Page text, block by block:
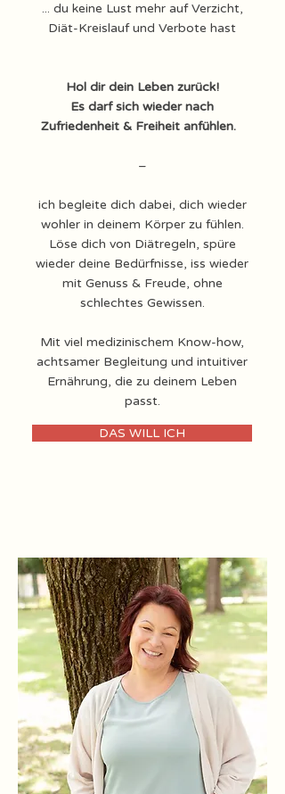
... du keine Lust mehr auf Verzicht,
Diät-Kreislauf und Verbote hast
Hol dir dein Leben zurück!
Es darf sich wieder nach
Zufriedenheit & Freiheit anfühlen.
–
ich begleite dich dabei, dich wieder
wohler in deinem Körper zu fühlen.
Löse dich von Diätregeln, spüre
wieder deine Bedürfnisse, iss wieder
mit Genuss & Freude, ohne
schlechtes Gewissen.
Mit viel medizinischem Know-how,
achtsamer Begleitung und intuitiver
Ernährung, die zu deinem Leben
passt.
DAS WILL ICH